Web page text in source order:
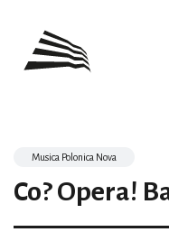
Musica Polonica Nova
Co? Opera!